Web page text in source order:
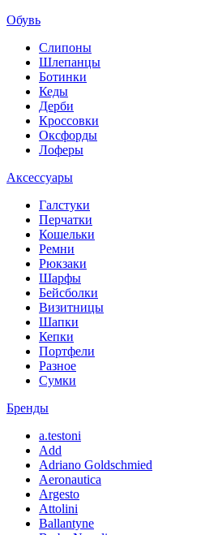
Обувь
Слипоны
Шлепанцы
Ботинки
Кеды
Дерби
Кроссовки
Оксфорды
Лоферы
Аксессуары
Галстуки
Перчатки
Кошельки
Ремни
Рюкзаки
Шарфы
Бейсболки
Визитницы
Шапки
Кепки
Портфели
Разное
Сумки
Бренды
a.testoni
Add
Adriano Goldschmied
Aeronautica
Argesto
Attolini
Ballantyne